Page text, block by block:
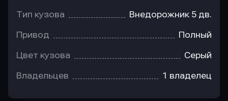
Тип кузова Внедорожник 5 дв.
Привод Полный
Цвет кузова Серый
Владельцев 1 владелец